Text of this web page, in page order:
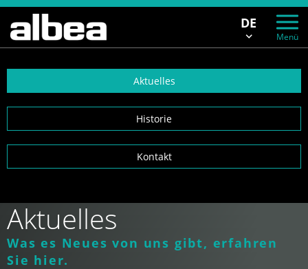
Menü
DE
Aktuelles
Historie
Kontakt
Aktuelles
Was es Neues von uns gibt, erfahren
Sie hier.